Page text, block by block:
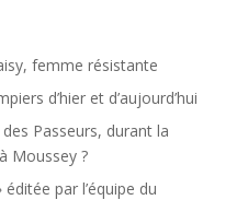
femme résistante
d’hier et d’aujourd’hui
des Passeurs, durant la
Moussey ?
par l’équipe du